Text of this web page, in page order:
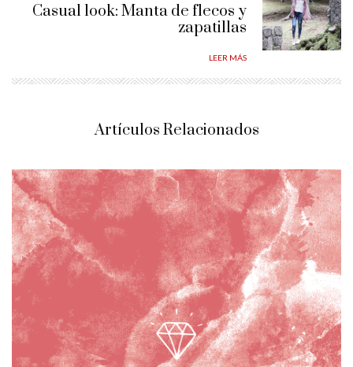
Casual look: Manta de flecos y
zapatillas
LEER MÁS
Artículos Relacionados